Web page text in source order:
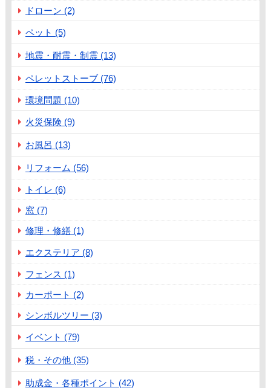
ドローン (2)
ペット (5)
地震・耐震・制震 (13)
ペレットストーブ (76)
環境問題 (10)
火災保険 (9)
お風呂 (13)
リフォーム (56)
トイレ (6)
窓 (7)
修理・修繕 (1)
エクステリア (8)
フェンス (1)
カーポート (2)
シンボルツリー (3)
イベント (79)
税・その他 (35)
助成金・各種ポイント (42)